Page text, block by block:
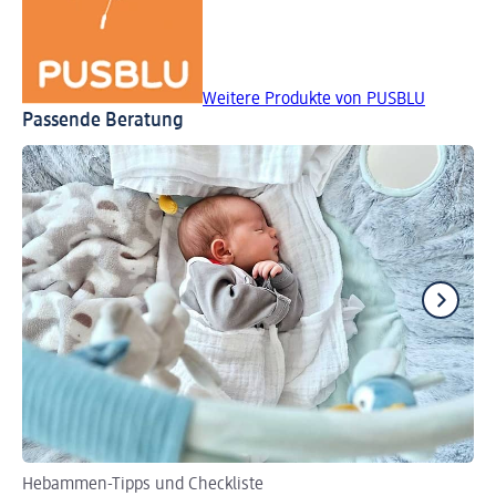
Weitere Produkte von PUSBLU
Passende Beratung
Hebammen-Tipps und Checkliste